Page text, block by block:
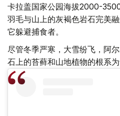
卡拉盖国家公园海拔2000-
羽毛与山上的灰褐色岩石完美
它躲避捕食者。
尽管冬季严寒，大雪纷飞，阿
石上的苔藓和山地植物的根系